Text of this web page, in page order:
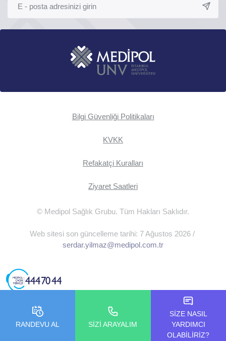
Bilgi Güvenliği Politikaları
KVKK
Refakatçi Kuralları
Ziyaret Saatleri
© Medipol Sağlık Grubu. Tüm Hakları Saklıdır.
Web sitesi son güncelleme tarihi: 7 Ağustos 2026 /
serdar.yilmaz@medipol.com.tr
RANDEVU AL SİZİ ARAYALIM
SİZE NASIL
YARDIMCI
OLABİLİRİZ?